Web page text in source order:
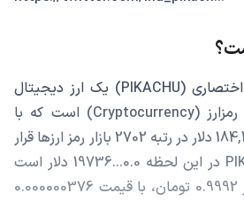
PIKACHU INU با نماد اختصاری (PIKACHU) یک ارز دیجیتال
(Digital Currency) یا رمزارز (Cryptocurrency) است که با
ارزش بازار حدود 184,474.26 دلار در رتبه 2702 بازار رمز ارزها قرار
دارد. قیمت PIKACHU INU در این لحظه 0.0...19736 دلار است
که با احتساب قیمت تتر 0.9992 تومان، با قیمت 0.000000376